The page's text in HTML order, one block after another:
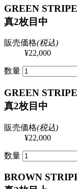
GREEN
真2枚目中
販売価格(税込)
¥22,000
数量
GREEN
真2枚目中
販売価格(税込)
¥22,000
数量
BROWN